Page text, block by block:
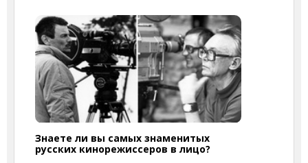
Знаете ли вы самых знаменитых
русских кинорежиссеров в лицо?